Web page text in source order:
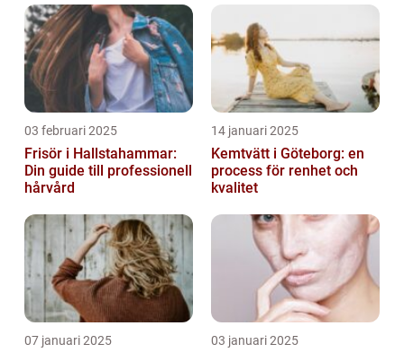
03 februari 2025
Frisör i Hallstahammar:
Din guide till professionell
hårvård
14 januari 2025
Kemtvätt i Göteborg: en
process för renhet och
kvalitet
07 januari 2025 03 januari 2025